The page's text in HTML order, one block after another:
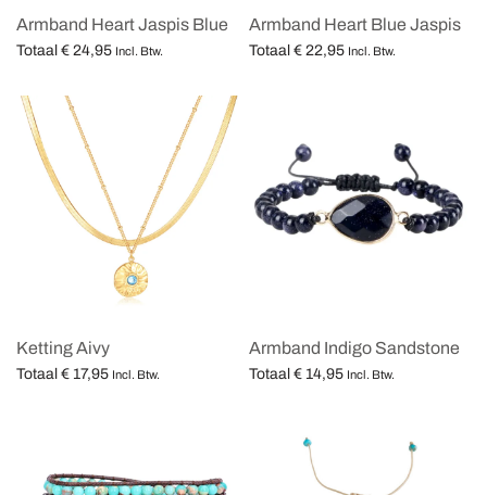
Armband Heart Jaspis Blue
Totaal € 24,95 Incl. Btw.
Armband Heart Blue Jaspis
Totaal € 22,95 Incl. Btw.
Ketting Aivy
Totaal € 17,95 Incl. Btw.
Armband Indigo Sandstone
Totaal € 14,95 Incl. Btw.